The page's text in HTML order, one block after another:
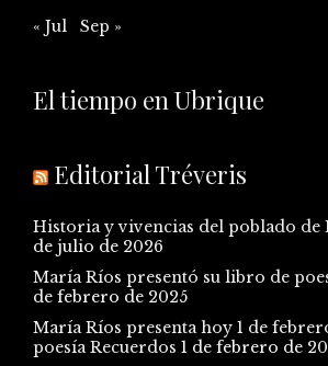
« Jul Sep »
El tiempo en Ubrique
Editorial Tréveris
Historia y vivencias del poblado de
de julio de 2026
María Ríos presentó su libro de
de febrero de 2025
María Ríos presenta hoy 1 de
poesía Recuerdos 1 de febrero de